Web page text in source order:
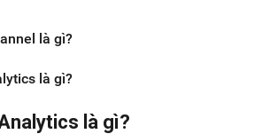
là gì?
là gì?
là gì?